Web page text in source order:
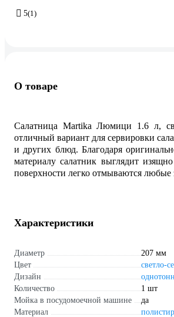
5(1)
О товаре
Салатница Martika Люмици 1.6 л,
отличный вариант для сервировки
и других блюд. Благодаря
материалу салатник выглядит
поверхности легко отмываются любые
Характеристики
Диаметр
207 мм
Цвет
светло-
Дизайн
Количество
1 шт
Мойка в посудомоечной машине
да
Материал